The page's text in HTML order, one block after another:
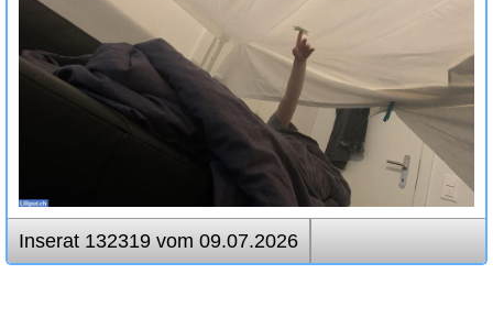
Inserat 132319 vom 09.07.2026